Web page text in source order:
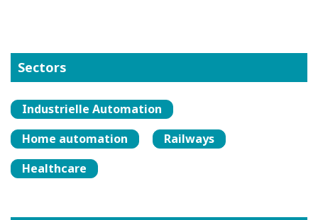
Sectors
Industrielle Automation
Home automation
Railways
Healthcare